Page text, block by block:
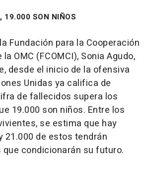
19.000 SON NIÑOS
Fundación para la Cooperación
OMC (FCOMCI), Sonia Agudo,
desde el inicio de la ofensiva
Unidas ya califica de
de fallecidos supera los
19.000 son niños. Entre los
se estima que hay
21.000 de estos tendrán
condicionarán su futuro.